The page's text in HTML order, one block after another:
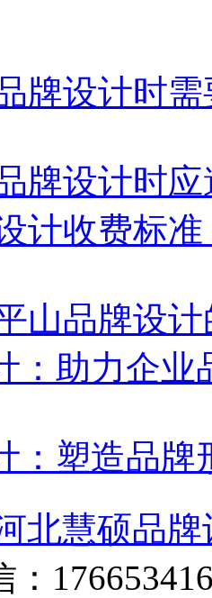
牌设计时
牌设计时
计收费标
山品牌设
：助力企业
：塑造品牌
北慧硕品
：